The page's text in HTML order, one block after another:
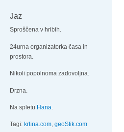
Jaz
Sproščena v hribih.
24urna organizatorka časa in
prostora.
Nikoli popolnoma zadovoljna.
Drzna.
Na spletu Hana.
Tagi: krtina.com, geoStik.com